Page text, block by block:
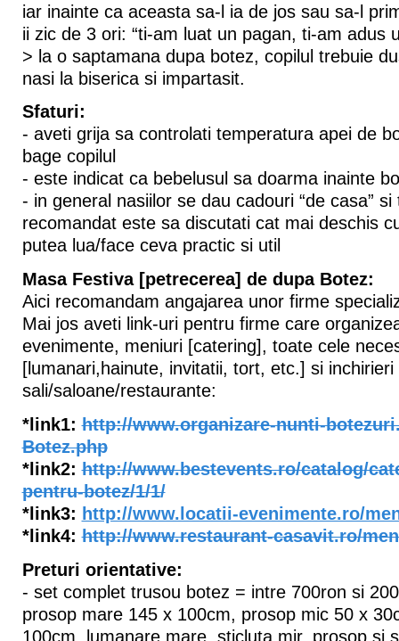
iar inainte ca aceasta sa-l ia de jos sau sa-l
ii zic de 3 ori: “ti-am luat un pagan, ti-am adus
> la o saptamana dupa botez, copilul trebuie
nasi la biserica si impartasit.
Sfaturi:
- aveti grija sa controlati temperatura apei de
bage copilul
- este indicat ca bebelusul sa doarma inainte
- in general nasiilor se dau cadouri “de casa”
recomandat este sa discutati cat mai deschis
putea lua/face ceva practic si util
Masa Festiva [petrecerea] de dupa Botez:
Aici recomandam angajarea unor firme
Mai jos aveti link-uri pentru firme care
evenimente, meniuri [catering], toate cele
[lumanari,hainute, invitatii, tort, etc.] si inchirieri
sali/saloane/restaurante:
*link1:http://www.organizare-nunti-
Botez.php
*link2:http://www.bestevents.ro/catalog/
pentru-botez/1/1/
*link3: http://www.locatii-evenimente.ro/
*link4:http://www.restaurant-casavit.ro/
Preturi orientative:
- set complet trusou botez = intre 700ron si
prosop mare 145 x 100cm, prosop mic 50 x
100cm, lumanare mare, sticluta mir, prosop si